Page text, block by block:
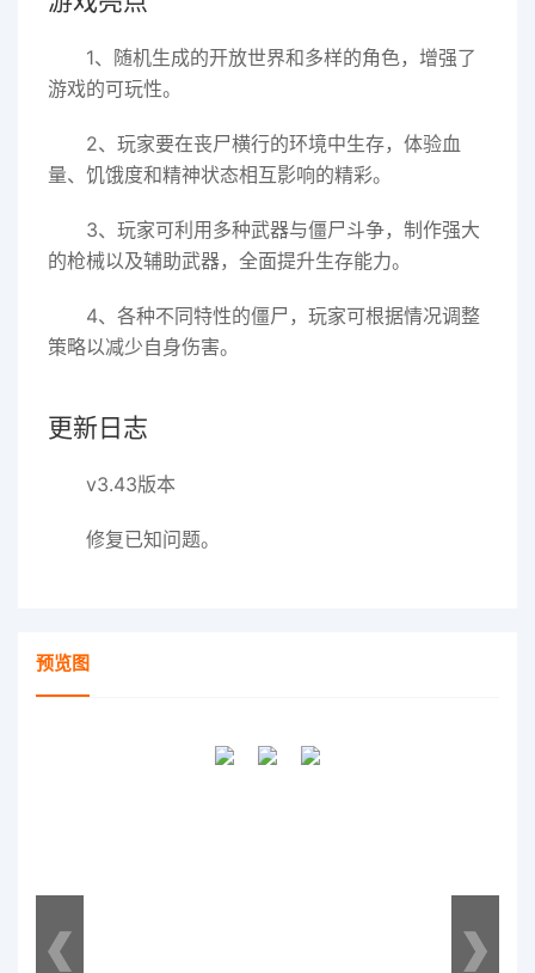
1、随机生成的开放世界和多样的角色，增强了
游戏的可玩性。
2、玩家要在丧尸横行的环境中生存，体验血
量、饥饿度和精神状态相互影响的精彩。
3、玩家可利用多种武器与僵尸斗争，制作强大
的枪械以及辅助武器，全面提升生存能力。
4、各种不同特性的僵尸，玩家可根据情况调整
策略以减少自身伤害。
更新日志
v3.43版本
修复已知问题。
预览图